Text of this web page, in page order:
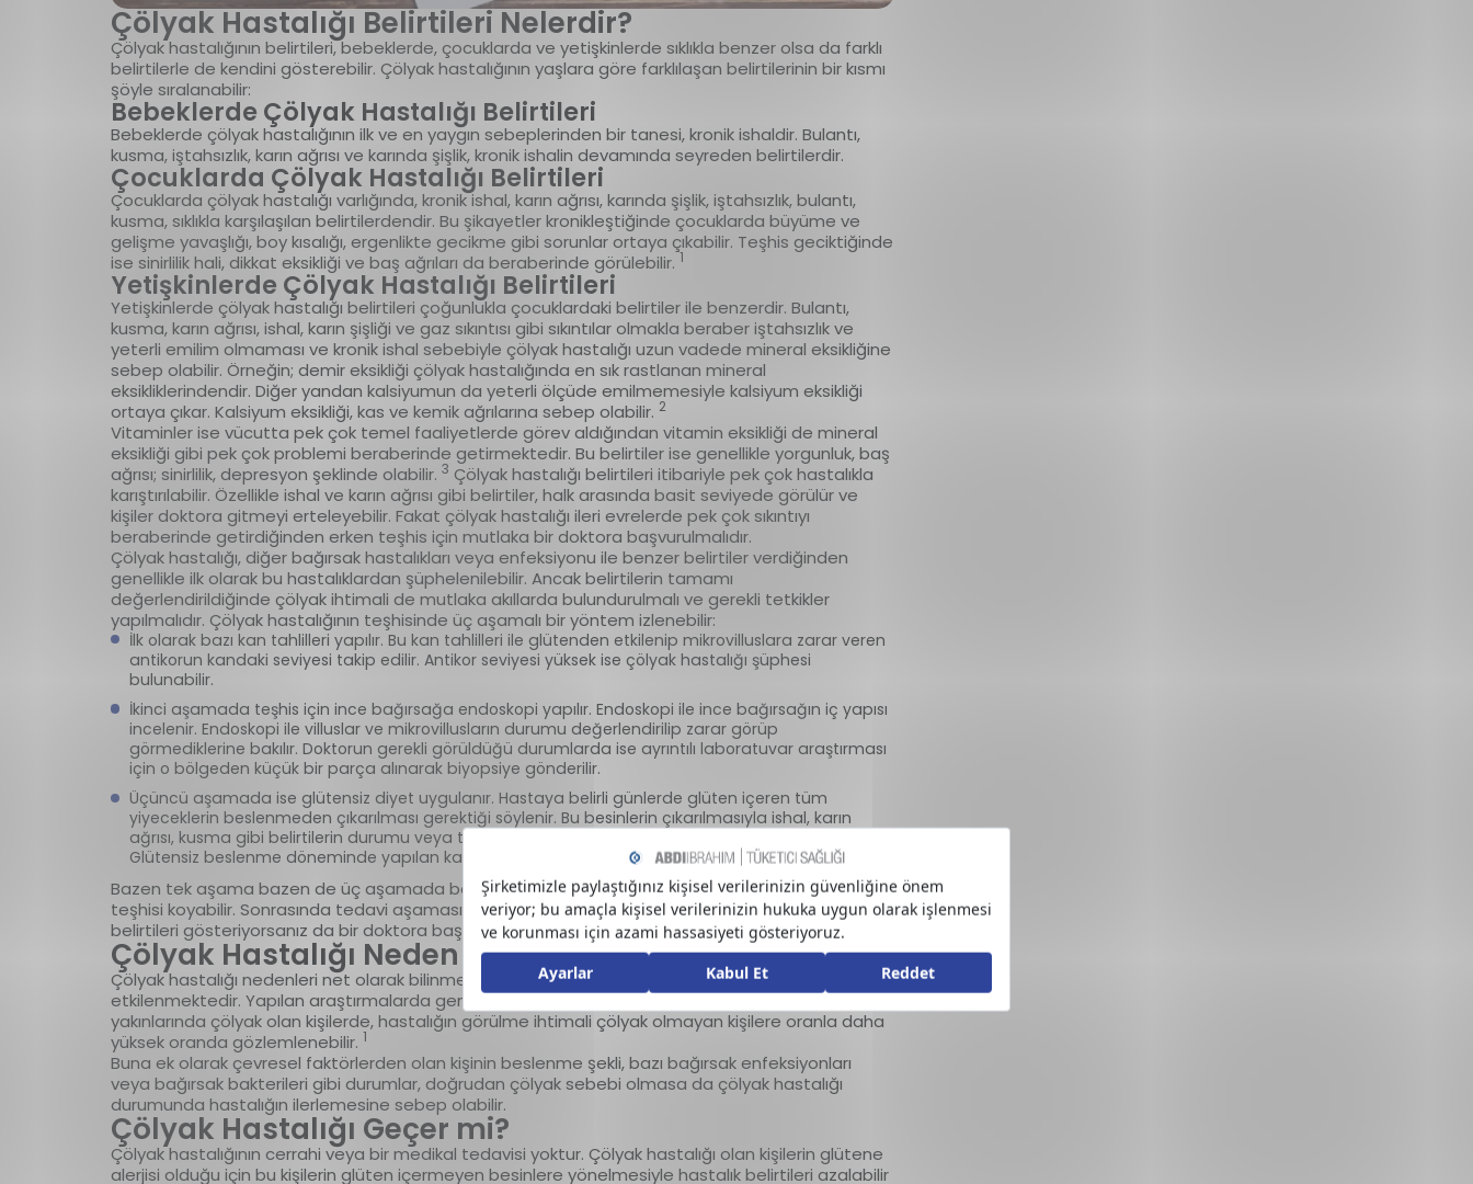
Çölyak Hastalığı Belirtileri Nelerdir?
Çölyak hastalığının belirtileri, bebeklerde, çocuklarda ve yetişkinlerde sıklıkla benzer olsa da farklı
belirtilerle de kendini gösterebilir. Çölyak hastalığının yaşlara göre farklılaşan belirtilerinin bir kısmı
şöyle sıralanabilir:
Bebeklerde Çölyak Hastalığı Belirtileri
Bebeklerde çölyak hastalığının ilk ve en yaygın sebeplerinden bir tanesi, kronik ishaldir. Bulantı,
kusma, iştahsızlık, karın ağrısı ve karında şişlik, kronik ishalin devamında seyreden belirtilerdir.
Çocuklarda Çölyak Hastalığı Belirtileri
Çocuklarda çölyak hastalığı varlığında, kronik ishal, karın ağrısı, karında şişlik, iştahsızlık, bulantı,
kusma, sıklıkla karşılaşılan belirtilerdendir. Bu şikayetler kronikleştiğinde çocuklarda büyüme ve
gelişme yavaşlığı, boy kısalığı, ergenlikte gecikme gibi sorunlar ortaya çıkabilir. Teşhis geciktiğinde
ise sinirlilik hali, dikkat eksikliği ve baş ağrıları da beraberinde görülebilir. 1
Yetişkinlerde Çölyak Hastalığı Belirtileri
Yetişkinlerde çölyak hastalığı belirtileri çoğunlukla çocuklardaki belirtiler ile benzerdir. Bulantı,
kusma, karın ağrısı, ishal, karın şişliği ve gaz sıkıntısı gibi sıkıntılar olmakla beraber iştahsızlık ve
yeterli emilim olmaması ve kronik ishal sebebiyle çölyak hastalığı uzun vadede mineral eksikliğine
sebep olabilir. Örneğin; demir eksikliği çölyak hastalığında en sık rastlanan mineral
eksikliklerindendir. Diğer yandan kalsiyumun da yeterli ölçüde emilmemesiyle kalsiyum eksikliği
ortaya çıkar. Kalsiyum eksikliği, kas ve kemik ağrılarına sebep olabilir. 2
Vitaminler ise vücutta pek çok temel faaliyetlerde görev aldığından vitamin eksikliği de mineral
eksikliği gibi pek çok problemi beraberinde getirmektedir. Bu belirtiler ise genellikle yorgunluk, baş
ağrısı; sinirlilik, depresyon şeklinde olabilir. 3 Çölyak hastalığı belirtileri itibariyle pek çok hastalıkla
karıştırılabilir. Özellikle ishal ve karın ağrısı gibi belirtiler, halk arasında basit seviyede görülür ve
kişiler doktora gitmeyi erteleyebilir. Fakat çölyak hastalığı ileri evrelerde pek çok sıkıntıyı
beraberinde getirdiğinden erken teşhis için mutlaka bir doktora başvurulmalıdır.
Çölyak hastalığı, diğer bağırsak hastalıkları veya enfeksiyonu ile benzer belirtiler verdiğinden
genellikle ilk olarak bu hastalıklardan şüphelenilebilir. Ancak belirtilerin tamamı
değerlendirildiğinde çölyak ihtimali de mutlaka akıllarda bulundurulmalı ve gerekli tetkikler
yapılmalıdır. Çölyak hastalığının teşhisinde üç aşamalı bir yöntem izlenebilir:
İlk olarak bazı kan tahlilleri yapılır. Bu kan tahlilleri ile glütenden etkilenip mikrovilluslara zarar veren
antikorun kandaki seviyesi takip edilir. Antikor seviyesi yüksek ise çölyak hastalığı şüphesi
bulunabilir.
İkinci aşamada teşhis için ince bağırsağa endoskopi yapılır. Endoskopi ile ince bağırsağın iç yapısı
incelenir. Endoskopi ile villuslar ve mikrovillusların durumu değerlendirilip zarar görüp
görmediklerine bakılır. Doktorun gerekli görüldüğü durumlarda ise ayrıntılı laboratuvar araştırması
için o bölgeden küçük bir parça alınarak biyopsiye gönderilir.
Üçüncü aşamada ise glütensiz diyet uygulanır. Hastaya belirli günlerde glüten içeren tüm
yiyeceklerin beslenmeden çıkarılması gerektiği söylenir. Bu besinlerin çıkarılmasıyla ishal, karın
ağrısı, kusma gibi belirtilerin durumu veya tam anlamıyla geçip geçmediği yakından takip edilir.
Glütensiz beslenme döneminde yapılan kan tahlili ile antikor seviyesi gözlemlenir.
Bazen tek aşama bazen de üç aşamada belirtiler kendini gösteriyorsa muayene eden doktor
teşhisi koyabilir. Sonrasında tedavi aşamasına geçilir. 2Ayrıca hazımsızlık belirtileri ya da kabızlık
belirtileri gösteriyorsanız da bir doktora başvurabilirsiniz.
Çölyak Hastalığı Neden Olur?
Çölyak hastalığı nedenleri net olarak bilinmemekle birlikte ağırlıklı olarak genetik faktörlerden
etkilenmektedir. Yapılan araştırmalarda genellikle anne, baba, kardeş gibi birinci dereceden
yakınlarında çölyak olan kişilerde, hastalığın görülme ihtimali çölyak olmayan kişilere oranla daha
yüksek oranda gözlemlenebilir. 1
Buna ek olarak çevresel faktörlerden olan kişinin beslenme şekli, bazı bağırsak enfeksiyonları
veya bağırsak bakterileri gibi durumlar, doğrudan çölyak sebebi olmasa da çölyak hastalığı
durumunda hastalığın ilerlemesine sebep olabilir.
Çölyak Hastalığı Geçer mi?
Çölyak hastalığının cerrahi veya bir medikal tedavisi yoktur. Çölyak hastalığı olan kişilerin glütene
alerjisi olduğu için bu kişilerin glüten içermeyen besinlere yönelmesiyle hastalık belirtileri azalabilir